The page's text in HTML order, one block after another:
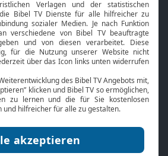
Nächster Gottesdienst
Service
Kontakt
TV-Empfang